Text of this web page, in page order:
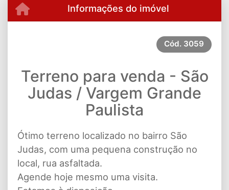
Informações do imóvel
Cód. 3059
Terreno para venda - São
Judas / Vargem Grande
Paulista
Ótimo terreno localizado no bairro São
Judas, com uma pequena construção no
local, rua asfaltada.
Agende hoje mesmo uma visita.